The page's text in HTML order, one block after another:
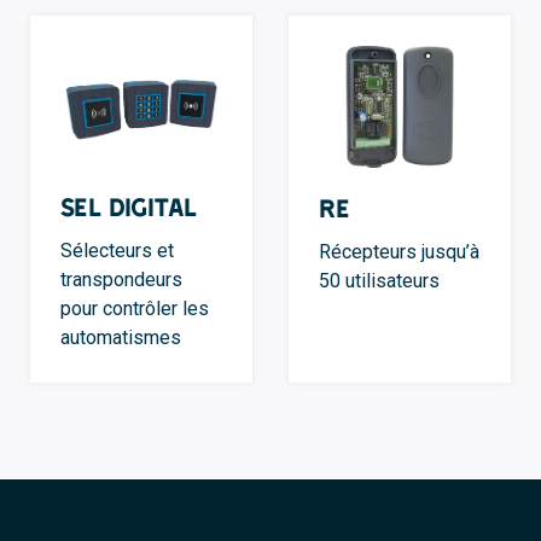
SEL Digital
Sélecteurs et
transpondeurs
pour contrôler les
automatismes
RE
Récepteurs jusqu’à
50 utilisateurs